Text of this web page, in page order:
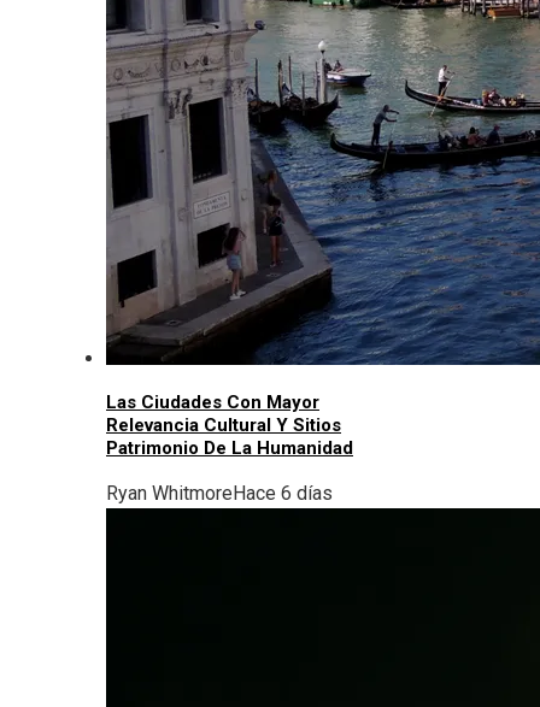
Las Ciudades Con Mayor
Relevancia Cultural Y Sitios
Patrimonio De La Humanidad
Ryan WhitmoreHace 6 días